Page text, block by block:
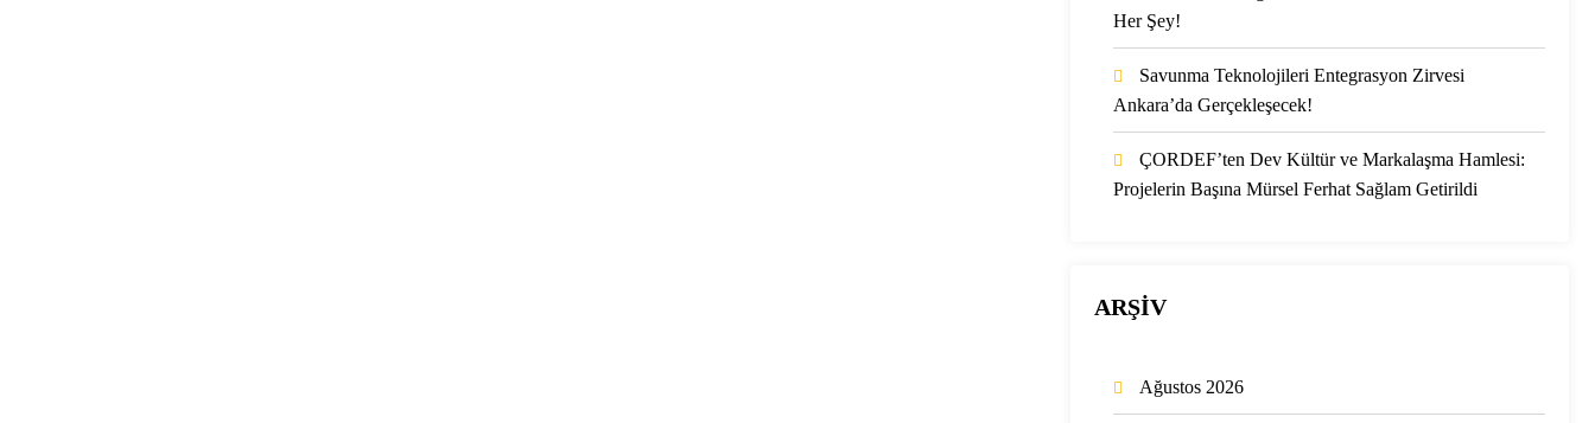
Her Şey!
Savunma Teknolojileri Entegrasyon Zirvesi
Ankara’da Gerçekleşecek!
ÇORDEF’ten Dev Kültür ve Markalaşma Hamlesi:
Projelerin Başına Mürsel Ferhat Sağlam Getirildi
ARŞİV
Ağustos 2026